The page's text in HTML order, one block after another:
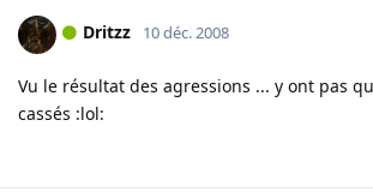
Dritzz 10 déc. 2008
Vu le résultat des agressions ... y ont pas
cassés :lol: